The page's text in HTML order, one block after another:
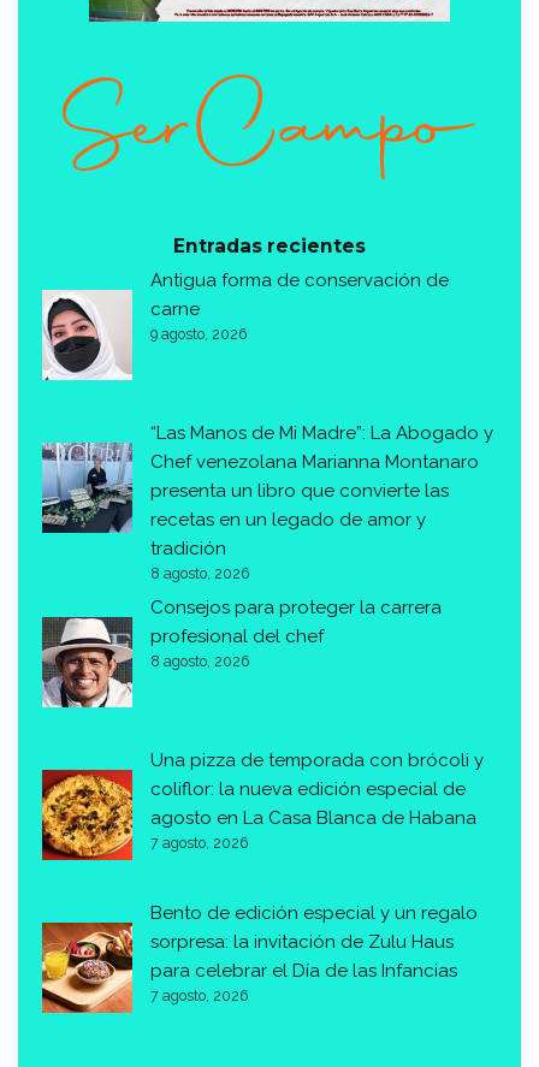
Entradas recientes
Antigua forma de conservación de
carne
9 agosto, 2026
“Las Manos de Mi Madre”: La Abogado y
Chef venezolana Marianna Montanaro
presenta un libro que convierte las
recetas en un legado de amor y
tradición
8 agosto, 2026
Consejos para proteger la carrera
profesional del chef
8 agosto, 2026
Una pizza de temporada con brócoli y
coliflor: la nueva edición especial de
agosto en La Casa Blanca de Habana
7 agosto, 2026
Bento de edición especial y un regalo
sorpresa: la invitación de Zulu Haus
para celebrar el Día de las Infancias
7 agosto, 2026